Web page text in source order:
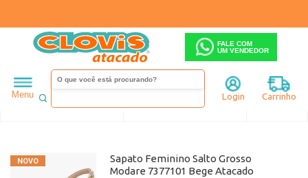
FALE COM
UM VENDEDOR
Menu Login Carrinho
Feminino Sapato Salto alto
Ordenar Filtrar
Sapato Feminino Salto Grosso
Modare 7377101 Bege Atacado